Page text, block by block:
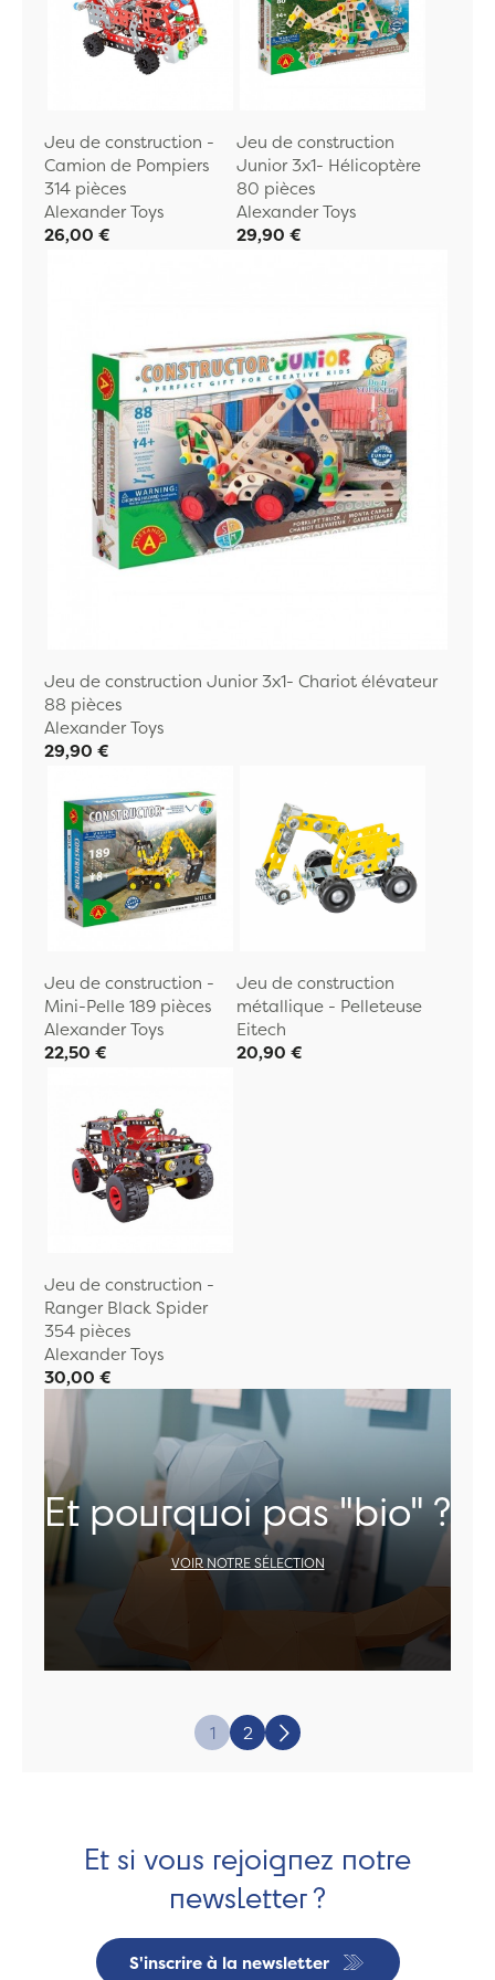
Jeu de construction -
Camion de Pompiers
314 pièces
Alexander Toys
26,00 €
Jeu de construction
Junior 3x1- Hélicoptère
80 pièces
Alexander Toys
29,90 €
Jeu de construction Junior 3x1- Chariot élévateur
88 pièces
Alexander Toys
29,90 €
Jeu de construction -
Mini-Pelle 189 pièces
Alexander Toys
22,50 €
Jeu de construction
métallique - Pelleteuse
Eitech
20,90 €
Jeu de construction -
Ranger Black Spider
354 pièces
Alexander Toys
30,00 €
Et pourquoi pas "bio" ?
VOIR NOTRE SÉLECTION
1 2 Suivant
Et si vous rejoignez notre
newsletter ?
S'inscrire à la newsletter